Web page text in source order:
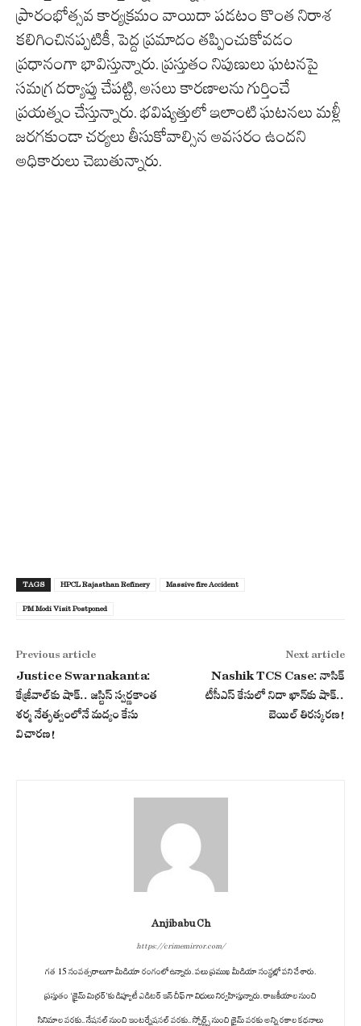
ప్రారంభోత్సవ కార్యక్రమం వాయిదా పడటం కొంత నిరాశ
కలిగించినప్పటికీ, పెద్ద ప్రమాదం తప్పించుకోవడం
ప్రధానంగా భావిస్తున్నారు. ప్రస్తుతం నిపుణులు ఘటనపై
సమగ్ర దర్యాప్తు చేపట్టి, అసలు కారణాలను గుర్తించే
ప్రయత్నం చేస్తున్నారు. భవిష్యత్తులో ఇలాంటి ఘటనలు మళ్లీ
జరగకుండా చర్యలు తీసుకోవాల్సిన అవసరం ఉందని
అధికారులు చెబుతున్నారు.
TAGS HPCL Rajasthan Refinery Massive fire Accident
PM Modi Visit Postponed
Previous article
Justice Swarnakanta:
కేజ్రీవాల్‌కు షాక్.. జస్టిస్ స్వర్ణకాంత
శర్మ నేతృత్వంలోనే మద్యం కేసు
విచారణ!
Next article
Nashik TCS Case: నాసిక్
టీసీఎస్ కేసులో నిదా ఖాన్‌కు షాక్..
బెయిల్ తిరస్కరణ!
Anjibabu Ch
https://crimemirror.com/
గత 15 సంవత్సరాలుగా మీడియా రంగంలో ఉన్నారు. పలు ప్రముఖ మీడియా సంస్థల్లో పని చేశారు.
ప్రస్తుతం ‘క్రైమ్ మిర్రర్’కు డిప్యూటీ ఎడిటర్ ఇన్ చీఫ్ గా విధులు నిర్వహిస్తున్నారు. రాజకీయాల నుంచి
సినిమాల వరకు.. నేషనల్ నుంచి ఇంటర్నేషనల్ వరకు.. స్పోర్ట్స్ నుంచి క్రైమ్ వరకు అన్ని రకాల కథనాలు